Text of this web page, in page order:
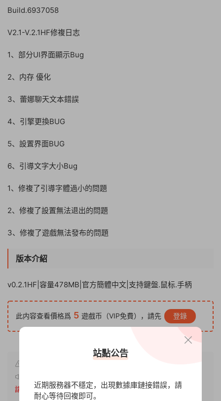
Build.6937058
V2.1-V.2.1HF修複日志
1、部分UI界面顯示Bug
2、内存 優化
3、蕾娜聊天文本錯誤
4、引擎更換BUG
5、設置界面BUG
6、引導文字大小Bug
1、修複了引導字體過小的問題
2、修複了設置無法退出的問題
3、修複了遊戲無法發布的問題
版本介紹
v0.2.1HF|容量478MB|官方簡體中文|支持鍵盤.鼠标.手柄
此内容查看價格爲 5 遊戲币（VIP免費），請先 登錄
請注明出處。
站點公告
近期服務器不穩定，出現數據庫鏈接錯誤，請
耐心等待回複即可。